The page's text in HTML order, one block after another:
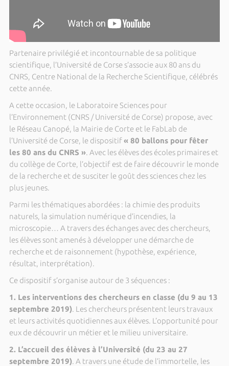
Partenaire privilégié et incontournable de sa politique
scientifique, l’Université de Corse s’associe aux 80 ans du
CNRS, Centre National de la Recherche Scientifique, célébrés
cette année.
A cette occasion, le Laboratoire Sciences pour
l’Environnement (CNRS / Université de Corse) propose, avec
le Réseau Canopé, la Mairie de Corte et le FabLab de
l’Université de Corse, le dispositif« 80 ballons pour fêter
les 80 ans du CNRS ». Avec les élèves des écoles primaires et
du collège de Corte, l’objectif est de faire découvrir le monde
de la recherche et de susciter le goût des sciences chez les
plus jeunes.
Parmi les thématiques abordées : la chimie des produits
naturels, la simulation numérique d’incendies, la
microscopie… A travers des échanges avec des chercheurs,
les élèves sont amenés à développer une démarche de
recherche et de raisonnement (hypothèse, expérience,
résultat, interprétation).
Ce dispositif s’organise autour de 3 séquences :
1. Les interventions des chercheurs en classe (du 9 au 13
septembre 2019). Les chercheurs présentent leurs travaux
et leurs activités quotidiennes aux élèves. L’opportunité pour
eux de découvrir un métier et le milieu universitaire.
2. L’accueil des élèves à l’Université (du 23 au 27
septembre 2019). A travers une étude de l’immortelle, les